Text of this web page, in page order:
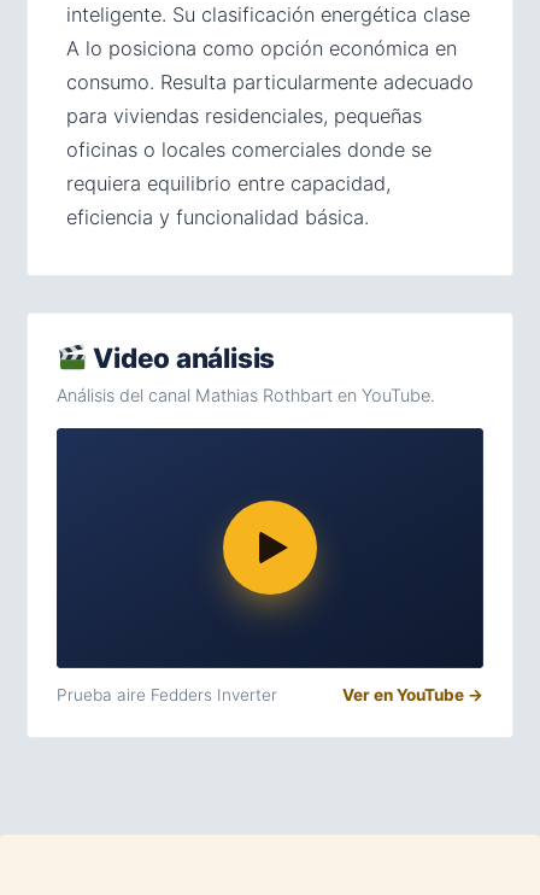
inteligente. Su clasificación energética clase
A lo posiciona como opción económica en
consumo. Resulta particularmente adecuado
para viviendas residenciales, pequeñas
oficinas o locales comerciales donde se
requiera equilibrio entre capacidad,
eficiencia y funcionalidad básica.
Video análisis
Análisis del canal Mathias Rothbart en YouTube.
Prueba aire Fedders Inverter Ver en YouTube →